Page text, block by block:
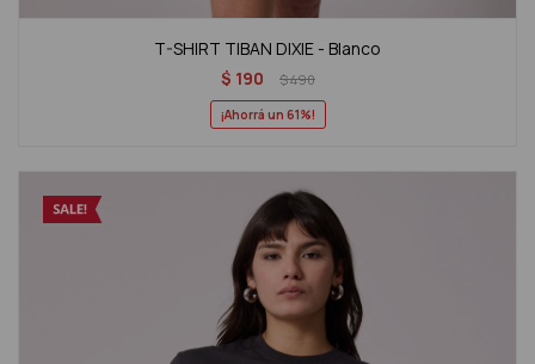
T-SHIRT TIBAN DIXIE - Blanco
$ 190 $490
61